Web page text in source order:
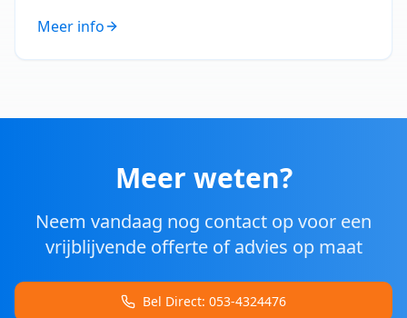
Meer info
Meer weten?
Neem vandaag nog contact op voor een
vrijblijvende offerte of advies op maat
Bel Direct: 053-4324476